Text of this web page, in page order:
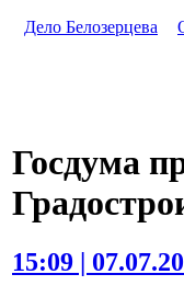
Дело Белозерцева
Госдума
15:09 |